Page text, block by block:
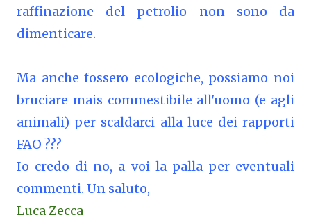
raffinazione del petrolio non sono da
dimenticare.
Ma anche fossero ecologiche, possiamo noi
bruciare mais commestibile all'uomo (e agli
animali) per scaldarci alla luce dei rapporti
FAO ???
Io credo di no, a voi la palla per eventuali
commenti. Un saluto,
Luca Zecca